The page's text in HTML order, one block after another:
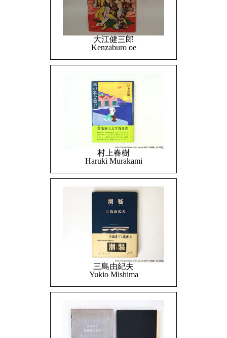
大江健三郎
Kenzaburo oe
村上春樹
Haruki Murakami
三島由紀夫
Yukio Mishima